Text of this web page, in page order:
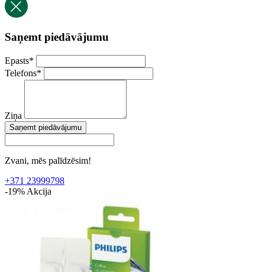
Saņemt piedāvājumu
Epasts*
Telefons*
Ziņa
Saņemt piedāvājumu
Zvani, mēs palīdzēsim!
+371 23999798
-19% Akcija